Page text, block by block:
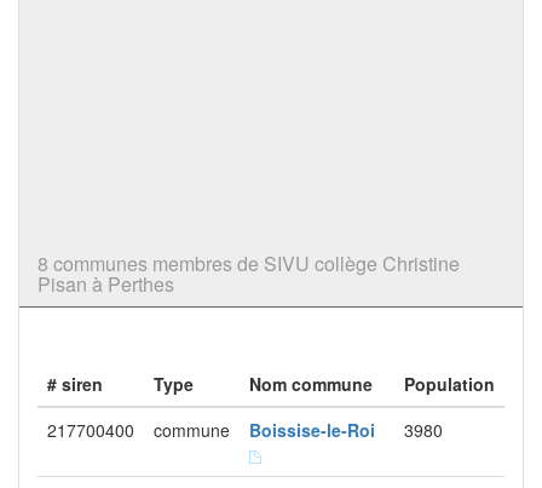
8 communes membres de SIVU collège Christine
Pisan à Perthes
# siren Type Nom commune
Population
217700400
commune Boissise-le-Roi 3980